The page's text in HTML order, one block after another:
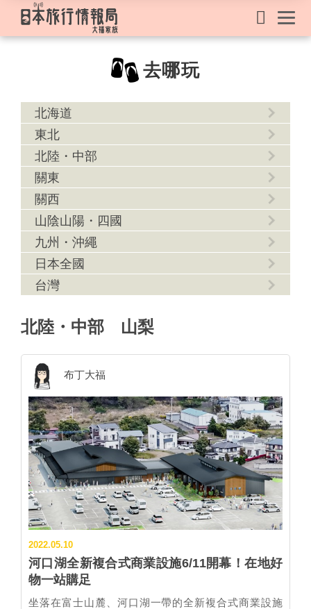
去哪玩
北海道
東北
北陸・中部
關東
關西
山陰山陽・四國
九州・沖繩
日本全國
台灣
北陸・中部 山梨
布丁大福
2022.05.10
河口湖全新複合式商業設施6/11開幕！在地好
物一站購足
坐落在富士山麓、河口湖一帶的全新複合式商業設施